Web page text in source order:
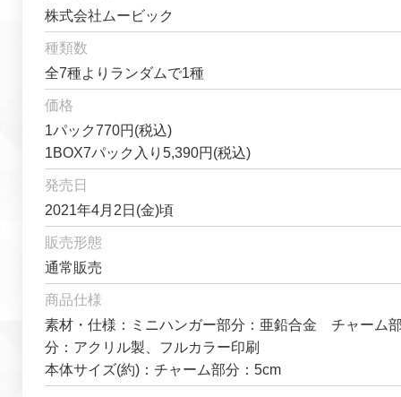
株式会社ムービック
種類数
全7種よりランダムで1種
価格
1パック770円(税込)
1BOX7パック入り5,390円(税込)
発売日
2021年4月2日(金)頃
販売形態
通常販売
商品仕様
素材・仕様：ミニハンガー部分：亜鉛合金 チャーム
分：アクリル製、フルカラー印刷
本体サイズ(約)：チャーム部分：5cm